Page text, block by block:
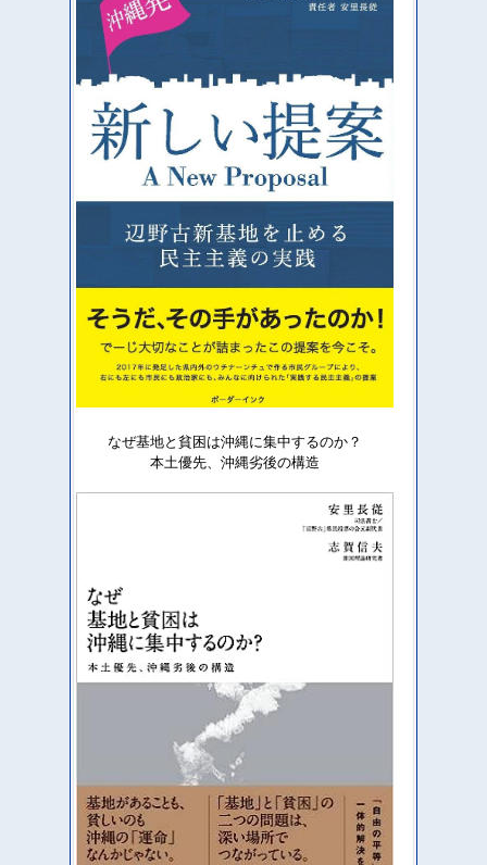
なぜ基地と貧困は沖縄に集中するのか？
本土優先、沖縄劣後の構造